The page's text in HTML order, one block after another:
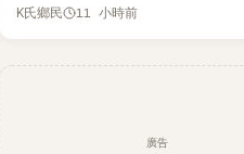
K氏鄉民 11 小時前
廣告